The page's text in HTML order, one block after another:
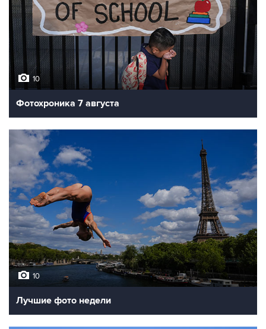
10
Фотохроника 7 августа
10
Лучшие фото недели